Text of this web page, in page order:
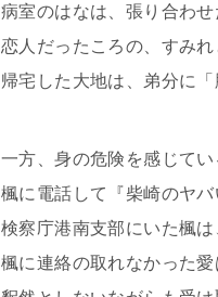
病室のはなは、張り合わ
恋人だったころの、すみれ
帰宅した大地は、弟分に
一方、身の危険を感じてい
楓に電話して『柴崎のヤ
検察庁港南支部にいた楓
楓に連絡の取れなかった